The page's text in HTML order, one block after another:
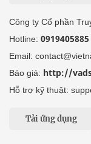
Công ty Cổ phần
Hotline:
Email:
Báo giá: http://
Hỗ trợ kỹ thuật:
Tải ứng dụng